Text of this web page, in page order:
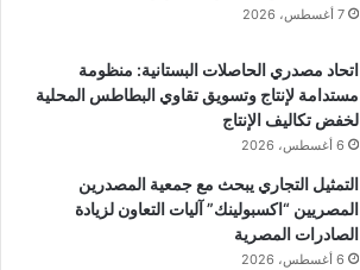
7 أغسطس، 2026
اتحاد مصدري الحاصلات البستانية: منظومة
مستدامة لإنتاج وتسويق تقاوي البطاطس المحلية
لخفض تكاليف الإنتاج
6 أغسطس، 2026
التمثيل التجاري يبحث مع جمعية المصدرين
المصريين “اكسبولينك” آليات التعاون لزيادة
الصادرات المصرية
6 أغسطس، 2026